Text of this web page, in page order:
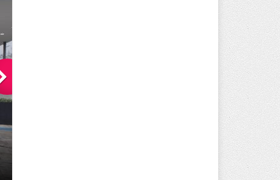
250 BİN ÖĞÜN, BİNLERCE